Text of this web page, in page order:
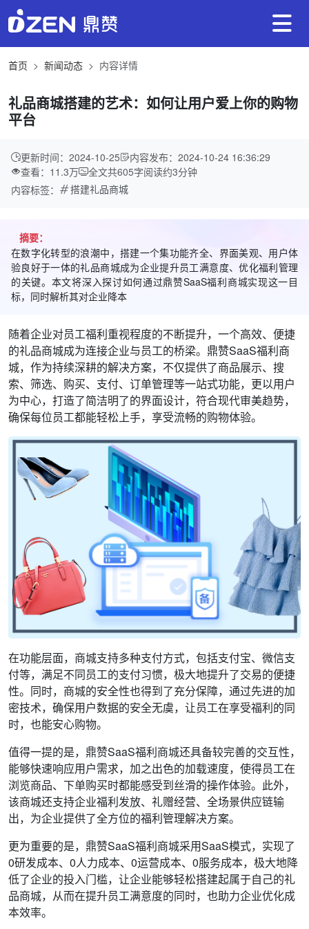
首页 新闻动态 内容详情
礼品商城搭建的艺术：如何让用户爱上你的购物
平台
更新时间：2024-10-25
内容发布：2024-10-24 16:36:29
查看：11.3万
全文共605字阅读约3分钟
内容标签：
搭建礼品商城
摘要：
在数字化转型的浪潮中，搭建一个集功能齐全、界面美观、用户体
验良好于一体的礼品商城成为企业提升员工满意度、优化福利管理
的关键。本文将深入探讨如何通过鼎赞SaaS福利商城实现这一目
标，同时解析其对企业降本
随着企业对员工福利重视程度的不断提升，一个高效、便捷
的礼品商城成为连接企业与员工的桥梁。鼎赞SaaS福利商
城，作为持续深耕的解决方案，不仅提供了商品展示、搜
索、筛选、购买、支付、订单管理等一站式功能，更以用户
为中心，打造了简洁明了的界面设计，符合现代审美趋势，
确保每位员工都能轻松上手，享受流畅的购物体验。
在功能层面，商城支持多种支付方式，包括支付宝、微信支
付等，满足不同员工的支付习惯，极大地提升了交易的便捷
性。同时，商城的安全性也得到了充分保障，通过先进的加
密技术，确保用户数据的安全无虞，让员工在享受福利的同
时，也能安心购物。
值得一提的是，鼎赞SaaS福利商城还具备较完善的交互性，
能够快速响应用户需求，加之出色的加载速度，使得员工在
浏览商品、下单购买时都能感受到丝滑的操作体验。此外，
该商城还支持企业福利发放、礼赠经营、全场景供应链输
出，为企业提供了全方位的福利管理解决方案。
更为重要的是，鼎赞SaaS福利商城采用SaaS模式，实现了
0研发成本、0人力成本、0运营成本、0服务成本，极大地降
低了企业的投入门槛，让企业能够轻松搭建起属于自己的礼
品商城，从而在提升员工满意度的同时，也助力企业优化成
本效率。